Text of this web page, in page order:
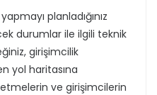
planladığınız
durumlar ile ilgili teknik
girişimcilik
yol haritasına
ve girişimcilerin